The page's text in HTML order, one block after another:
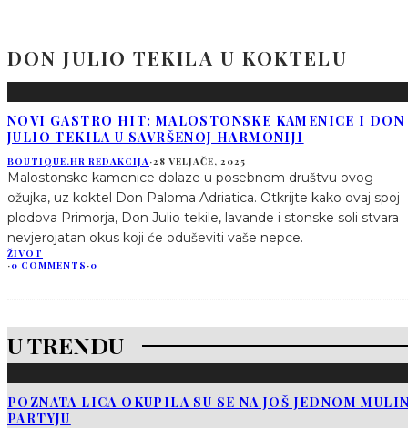
DON JULIO TEKILA U KOKTELU
NOVI GASTRO HIT: MALOSTONSKE KAMENICE I DON
JULIO TEKILA U SAVRŠENOJ HARMONIJI
BOUTIQUE.HR REDAKCIJA·28 VELJAČE, 2025
Malostonske kamenice dolaze u posebnom društvu ovog
ožujka, uz koktel Don Paloma Adriatica. Otkrijte kako ovaj spoj
plodova Primorja, Don Julio tekile, lavande i stonske soli stvara
nevjerojatan okus koji će oduševiti vaše nepce.
ŽIVOT
·0 COMMENTS ·0
U TRENDU
POZNATA LICA OKUPILA SU SE NA JOŠ JEDNOM
PARTYJU